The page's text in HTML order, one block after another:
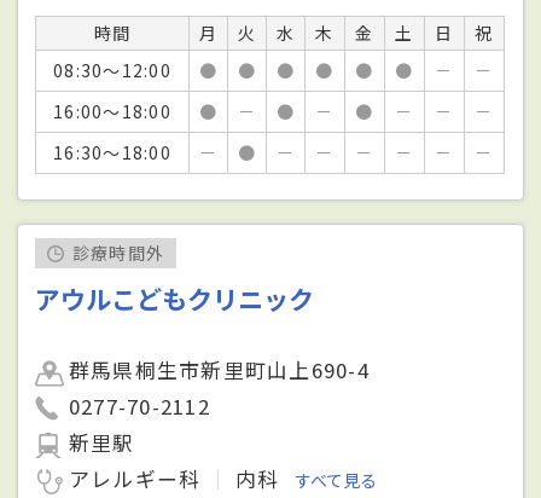
時間 月 火 水 木 金 土 日
祝
08:30～12:00
● ● ● ● ● ● －
－
16:00～18:00
● － ● － ● － －
－
16:30～18:00
－ ● － － － － － －
診療時間外
アウルこどもクリニック
群馬県桐生市新里町山上690-4
0277-70-2112
新里駅
アレルギー科
内科 すべて見る